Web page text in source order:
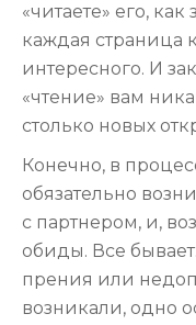
«читаете» его,
каждая страница
интересного. И
«чтение» вам
столько новых
Конечно, в
обязательно
с партнером, и,
обиды. Все
прения или
возникали, одно